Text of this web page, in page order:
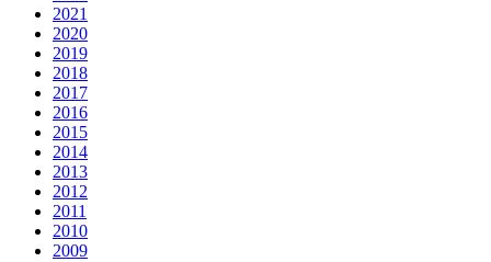
2021
2020
2019
2018
2017
2016
2015
2014
2013
2012
2011
2010
2009